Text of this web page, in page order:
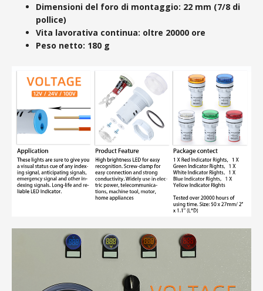
Dimensioni del foro di montaggio: 22 mm (7/8 di
pollice)
Vita lavorativa continua: oltre 20000 ore
Peso netto: 180 g